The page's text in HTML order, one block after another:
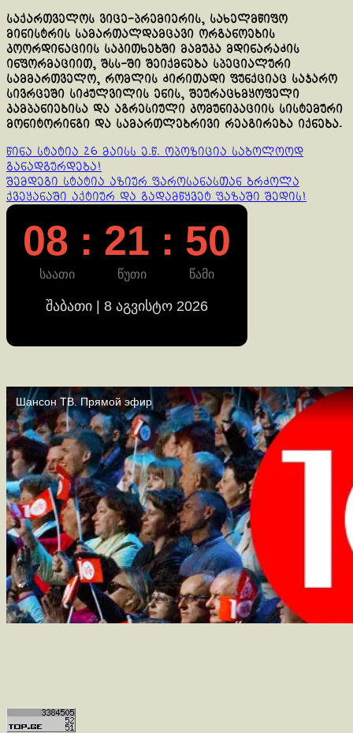
საქართველოს ვიცე-პრემიერის, სახელმწიფო
მინისტრის სამართალდამცავი ორგანოების
კოორდინაციის საკითხებში მამუკა მდინარაძის
ინფორმაციით, შსს-ში შეიქმნება სპეციალური
სამმართველო, რომლის ძირითადი ფუნქციაც საჯარო
სივრცეში სიძულვილის ენის, შეურაცხმყოფელი
კამპანიებისა და აგრესიული კომუნიკაციის სისტემური
მონიტორინგი და სამართლებრივი რეაგირება იქნება.
Continue
Reading
წინა სტატია 26 მაისს ე.წ. ოპოზიცია საბოლოოდ
განადგურდება!
შემდეგი სტატია აზიურ ფაროსანასთან ბრძოლა
ქვეყანაში აქტიურ და გადამწყვეტ ფაზაში შედის!
08 : 21 : 50
საათი წუთი წამი
შაბათი | 8 აგვისტო 2026